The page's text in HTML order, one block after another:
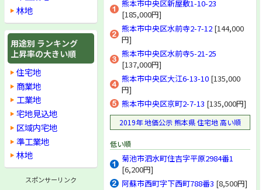
熊本市中央区新屋敷1-10-23
[185,000円]
熊本市中央区水前寺2-7-12 [144,000
円]
熊本市中央区水前寺5-21-25
[137,000円]
熊本市中央区大江6-13-10 [135,000
円]
熊本市中央区京町2-7-13 [135,000円]
2019年 地価公示 熊本県 住宅地 高い順
低い順
菊池市泗水町住吉字平原2984番1
[6,200円]
阿蘇市西町字下西町788番3 [8,500円]
林地
用途別 ランキング
上昇率の大きい順
住宅地
商業地
工業地
宅地見込地
区域内宅地
準工業地
林地
スポンサーリンク